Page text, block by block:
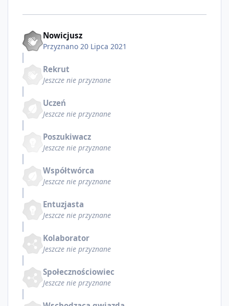
Nowicjusz
Przyznano 20 Lipca 2021
Rekrut
Jeszcze nie przyznane
Uczeń
Jeszcze nie przyznane
Poszukiwacz
Jeszcze nie przyznane
Współtwórca
Jeszcze nie przyznane
Entuzjasta
Jeszcze nie przyznane
Kolaborator
Jeszcze nie przyznane
Społecznościowiec
Jeszcze nie przyznane